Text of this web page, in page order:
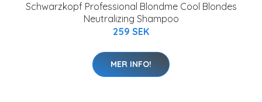
Schwarzkopf Professional Blondme Cool Blondes
Neutralizing Shampoo
259 SEK
MER INFO!